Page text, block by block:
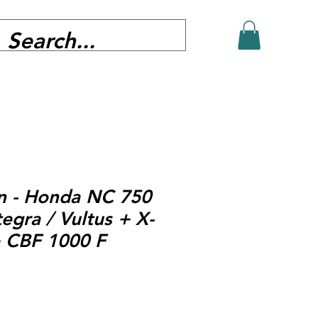
- Honda NC 750
/ Vultus + X-
1000 F